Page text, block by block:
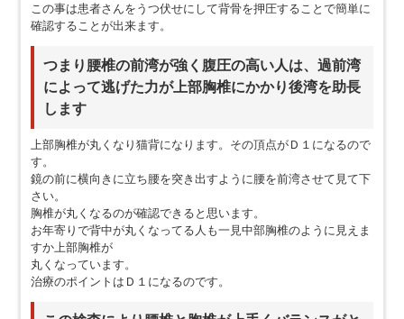
この事は患者さんをうつ伏せにして背骨を押圧することで簡単に
確認することが出来ます。
つまり腰椎の前湾が強く腹圧の高い人は、過前湾
によって逃げた力が上部胸椎にかかり後湾を助長
します
上部胸椎が丸くなり猫背になります。その頂点がＤ１になるので
す。
鏡の前に横向きに立ち腰を突き出すように腰を前湾させて見て下
さい。
胸椎が丸くなるのが確認できると思います。
お年寄りで背中が丸くなってる人も一見中部胸椎のように見えま
すか上部胸椎が
丸くなっています。
治療のポイントはＤ１になるのです。